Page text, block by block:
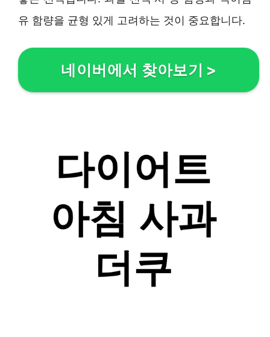
유 함량을 균형 있게 고려하는 것이 중요합니다.
네이버에서 찾아보기 >